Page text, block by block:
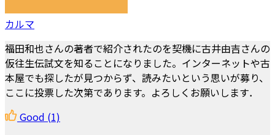
カルマ
福田和也さんの著者で紹介されたのを契機に古井由吉さんの
仮往生伝試文を知ることになりました。インターネットや古
本屋でも探したが見つからず、読みたいという思いが募り、
ここに投票した次第であります。よろしくお願いします．
Good (1)